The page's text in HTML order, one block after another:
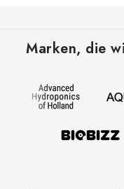
Marken, die